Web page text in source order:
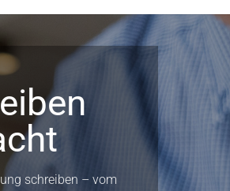
schreiben – vom